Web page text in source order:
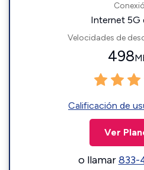
Internet 5G
Velocidades de
498
Calificación de
Ver
o llamar833-